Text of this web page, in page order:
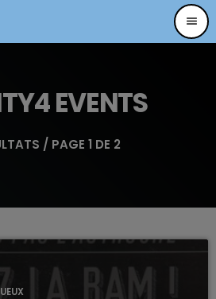
menu
EVENTS
/ PAGE 1 DE 2